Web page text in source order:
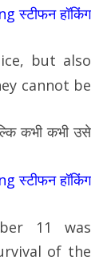
स्टीफन हॉकिंग
but also
cannot be
कभी कभी उसे
स्टीफन हॉकिंग
11 was
of the